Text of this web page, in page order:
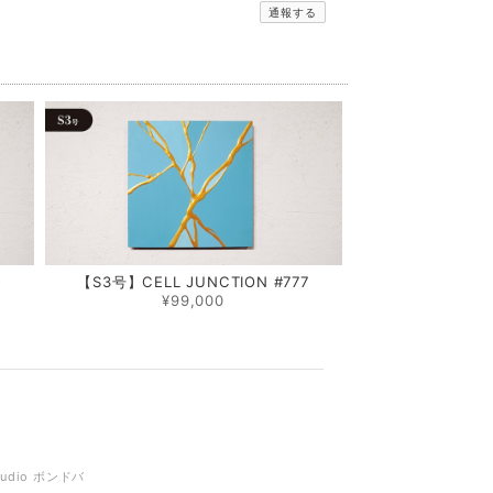
通報する
【S3号】CELL JUNCTION #777
¥99,000
ボンドバ